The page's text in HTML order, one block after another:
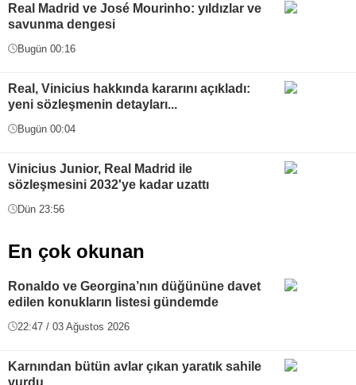
Real Madrid ve José Mourinho: yıldızlar ve
savunma dengesi
Bugün 00:16
Real, Vinicius hakkında kararını açıkladı:
yeni sözleşmenin detayları...
Bugün 00:04
Vinicius Junior, Real Madrid ile
sözleşmesini 2032'ye kadar uzattı
Dün 23:56
En çok okunan
Ronaldo ve Georgina’nın düğününe davet
edilen konukların listesi gündemde
22:47 / 03 Ağustos 2026
Karnından bütün avlar çıkan yaratık sahile
vurdu